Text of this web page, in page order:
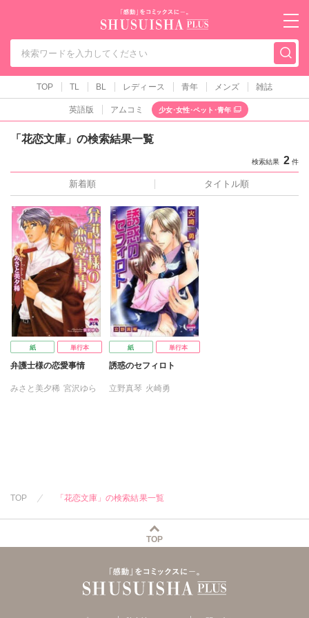
秋水社PLUS（テ
TOP TL BL レディース 青年 メンズ 雑誌
英語版 アムコミ 少女･女性･ペット･青年
「花恋文庫」の検索結果一覧
検索結果 2 件
新着順 タイトル順
紙 単行本
弁護士様の恋愛事情
みさと美夕稀 宮沢ゆら
紙 単行本
誘惑のセフィロト
立野真琴 火崎勇
TOP 「花恋文庫」の検索結果一覧
TOP